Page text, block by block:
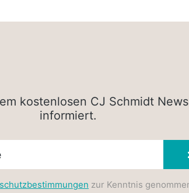
kostenlosen CJ Schmidt
informiert.
zur Kenntnis